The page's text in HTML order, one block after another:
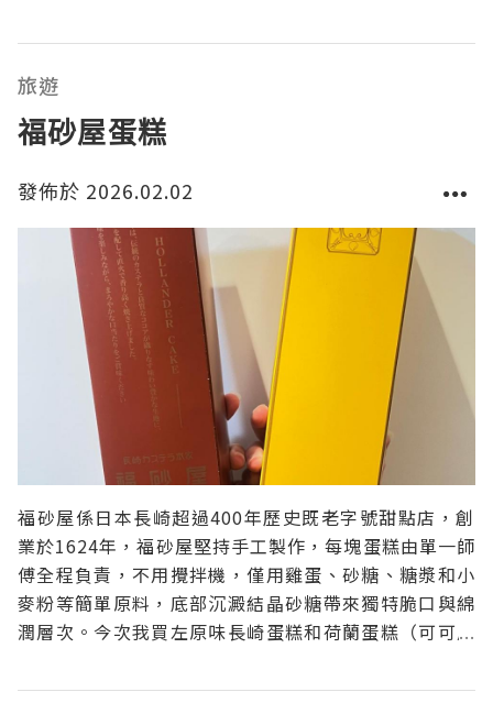
都好食，比較特別既係檸檬風味，酸酸地幾開胃。👍🏻
旅遊
福砂屋蛋糕
發佈於 2026.02.02
福砂屋係日本長崎超過400年歷史既老字號甜點店，創
業於1624年，福砂屋堅持手工製作，每塊蛋糕由單一師
傅全程負責，不用攪拌機，僅用雞蛋、砂糖、糖漿和小
麥粉等簡單原料，底部沉澱結晶砂糖帶來獨特脆口與綿
潤層次。今次我買左原味長崎蛋糕和荷蘭蛋糕（可可風
顆粒增添了口感，而荷蘭蛋糕就係在傳統長崎蛋糕既基